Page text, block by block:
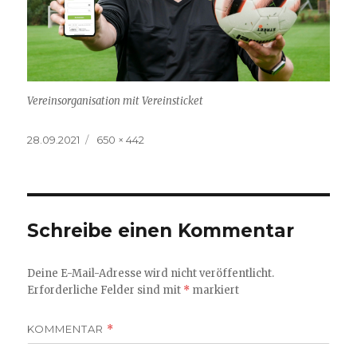
Vereinsorganisation mit Vereinsticket
Veröffentlicht
28.09.2021
Volle
650 × 442
Schreibe einen Kommentar
Deine E-Mail-Adresse wird nicht veröffentlicht.
Erforderliche Felder sind mit * markiert
KOMMENTAR *